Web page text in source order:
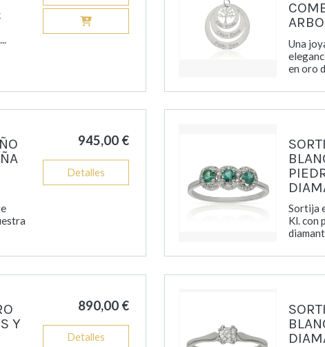
Una
en oro
945,00 €
Detalles
Sortija
Kl. con
Y
890,00 €
Detalles